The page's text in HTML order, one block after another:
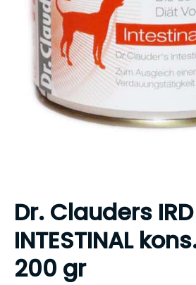
Dr. Clauders IRD
INTESTINAL
200 gr